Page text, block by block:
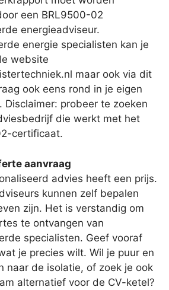
een BRL9500-02
energieadviseur.
energie specialisten kan je
website
maar ook via dit
ook eens rond in je eigen
Disclaimer: probeer te zoeken
die werkt met het
certificaat.
aanvraag
advies heeft een prijs.
kunnen zelf bepalen
zijn. Het is verstandig om
te ontvangen van
specialisten. Geef vooraf
je precies wilt. Wil je puur en
naar de isolatie, of zoek je ook
alternatief voor de CV-ketel?